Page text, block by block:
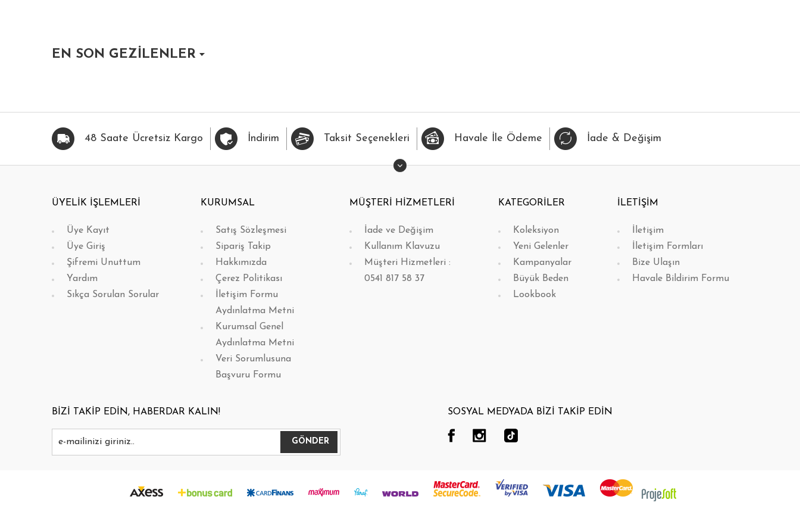
HIZLI BAK FAVORİLERİME EKLE HIZLI BAK FAVORİLERİME EKLE HIZLI BAK FAVORİLERİME EKLE HIZLI BAK FAVORİLERİME EKLE HIZLI BAK
EN SON GEZİLENLER
48 Saate Ücretsiz Kargo İndirim Taksit Seçenekleri Havale İle Ödeme İade & Değişim
ÜYELİK İŞLEMLERİ
Üye Kayıt
Üye Giriş
Şifremi Unuttum
Yardım
Sıkça Sorulan Sorular
KURUMSAL
Satış Sözleşmesi
Sipariş Takip
Hakkımızda
Çerez Politikası
İletişim Formu
Aydınlatma Metni
Kurumsal Genel
Aydınlatma Metni
Veri Sorumlusuna
Başvuru Formu
MÜŞTERİ HİZMETLERİ
İade ve Değişim
Kullanım Klavuzu
Müşteri Hizmetleri :
0541 817 58 37
KATEGORİLER
Koleksiyon
Yeni Gelenler
Kampanyalar
Büyük Beden
Lookbook
İLETİŞİM
İletişim
İletişim Formları
Bize Ulaşın
Havale Bildirim Formu
BİZİ TAKİP EDİN, HABERDAR KALIN! SOSYAL MEDYADA BİZİ TAKİP EDİN